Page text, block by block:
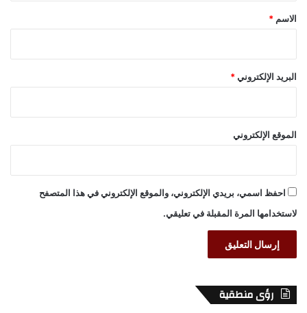
*
الاسم *
البريد الإلكتروني *
الموقع الإلكتروني
احفظ اسمي، بريدي الإلكتروني، والموقع الإلكتروني في هذا المتصفح
لاستخدامها المرة المقبلة في تعليقي.
رؤى منطقية